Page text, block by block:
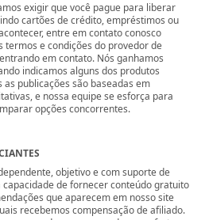
exigir que você pague para liberar
cartões de crédito, empréstimos ou
entre em contato conosco
termos e condições do provedor de
em contato. Nós ganhamos
indicamos alguns dos produtos
publicações são baseadas em
e nossa equipe se esforça para
opções concorrentes.
objetivo e com suporte de
de fornecer conteúdo gratuito
que aparecem em nosso site
recebemos compensação de afiliado.